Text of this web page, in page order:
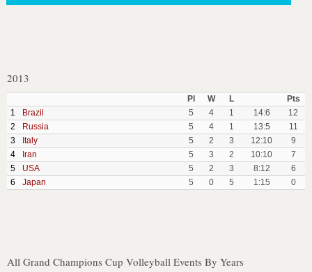
2013
Pl W L
Pts
1
Brazil 5 4 1 14:6
12
2
Russia 5 4 1 13:5
11
3
Italy 5 2 3 12:10
9
4
Iran 5 3 2 10:10
7
5
USA 5 2 3 8:12
6
6
Japan 5 0 5 1:15 0
All Grand Champions Cup Volleyball Events By Years